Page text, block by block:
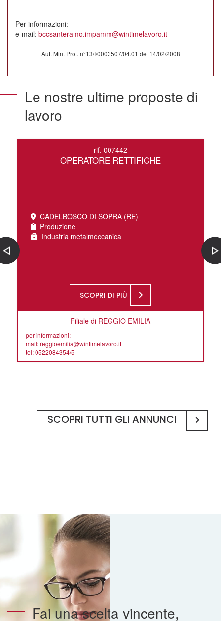
Per informazioni:
e-mail: bccsanteramo.impamm@wintimelavoro.it
Aut. Min. Prot. n°13/I/0003507/04.01 del 14/02/2008
Le nostre ultime proposte di
lavoro
rif. 007442
OPERATORE RETTIFICHE
CADELBOSCO DI SOPRA (RE)
Produzione
Industria metalmeccanica
SCOPRI DI PIÙ
Filiale di REGGIO EMILIA
per informazioni:
mail: reggioemilia@wintimelavoro.it
tel: 0522084354/5
SCOPRI TUTTI GLI ANNUNCI
Fai una scelta vincente,